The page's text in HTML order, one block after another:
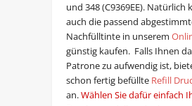
und 348 (C9369EE). Natürlich
auch die passend
Nachfülltinte in unserem
günstig kaufen. Falls Ihnen
Patrone zu aufwendig ist,
schon fertig befüllte Refill
an.Wählen Sie dafür einfach